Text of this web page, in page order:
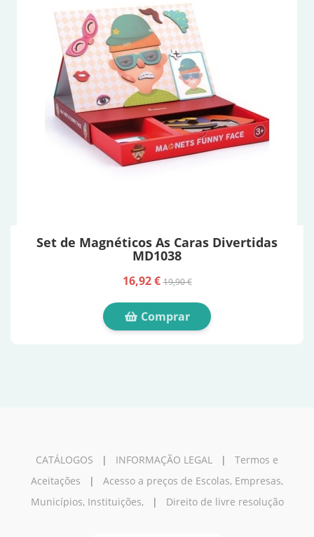
Set de Magnéticos As Caras Divertidas
MD1038
16,92 €19,90 €
Comprar
CATÁLOGOS | INFORMAÇÃO LEGAL | Termos e
Aceitações | Acesso a preços de Escolas, Empresas,
Municípios, Instituições,| Direito de livre resolução